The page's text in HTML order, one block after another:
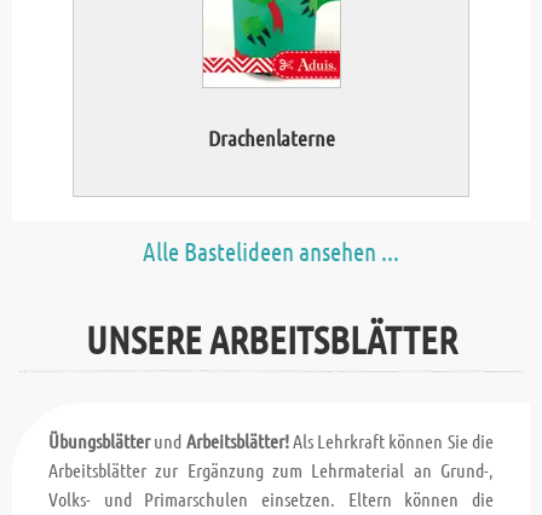
Drachenlaterne
Alle Bastelideen ansehen ...
UNSERE ARBEITSBLÄTTER
Übungsblätterund Arbeitsblätter!Als Lehrkraft können Sie die
Arbeitsblätter zur Ergänzung zum Lehrmaterial an Grund-,
Volks- und Primarschulen einsetzen. Eltern können die